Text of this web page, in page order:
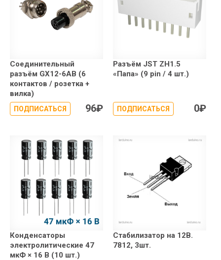
Соединительный
разъём GX12-6AB (6
контактов / розетка +
вилка)
ПОДПИСАТЬСЯ 96₽
Разъём JST ZH1.5
«Папа» (9 pin / 4 шт.)
ПОДПИСАТЬСЯ 0₽
Конденсаторы
электролитические 47
мкФ × 16 В (10 шт.)
Стабилизатор на 12В.
7812, 3шт.